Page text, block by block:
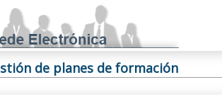
de planes de formación